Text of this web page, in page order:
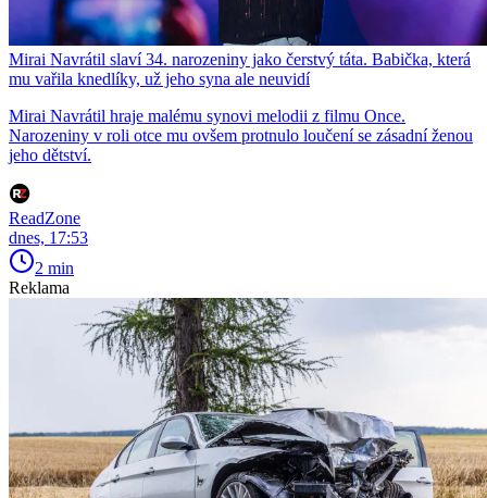
Mirai Navrátil slaví 34. narozeniny jako čerstvý táta. Babička, která
mu vařila knedlíky, už jeho syna ale neuvidí
Mirai Navrátil hraje malému synovi melodii z filmu Once.
Narozeniny v roli otce mu ovšem protnulo loučení se zásadní ženou
jeho dětství.
ReadZone
dnes, 17:53
2 min
Reklama